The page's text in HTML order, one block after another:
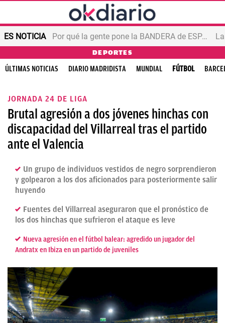
ES NOTICIA Por qué la gente pone la BANDERA de ESPAÑA en el balcón
DEPORTES
ÚLTIMAS NOTICIAS DIARIO MADRIDISTA MUNDIAL FÚTBOL
JORNADA 24 DE LIGA
Brutal agresión a dos jóvenes hinchas con
discapacidad del Villarreal tras el partido
ante el Valencia
Un grupo de individuos vestidos de negro sorprendieron
y golpearon a los dos aficionados para posteriormente salir
huyendo
Fuentes del Villarreal aseguraron que el pronóstico de
los dos hinchas que sufrieron el ataque es leve
Nueva agresión en el fútbol balear: agredido un jugador del
Andratx en Ibiza en un partido de juveniles